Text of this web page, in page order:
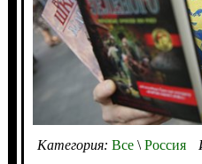
Категория: Все\Россия